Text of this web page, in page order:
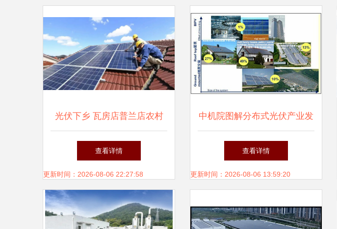
光伏下乡 瓦房店普兰店农村
屋顶的能源新生与致富新路
查看详情
更新时间：2026-08-06 22:27:58
中机院图解分布式光伏产业发
展情况
查看详情
更新时间：2026-08-06 13:59:20